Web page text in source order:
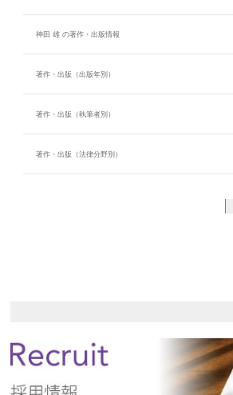
神田 雄 の著作・出版情報
著作・出版（出版年別）
著作・出版（執筆者別）
著作・出版（法律分野別）